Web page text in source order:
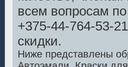
всем вопросам по
+375-44-764-53-
скидки.
Ниже представлены